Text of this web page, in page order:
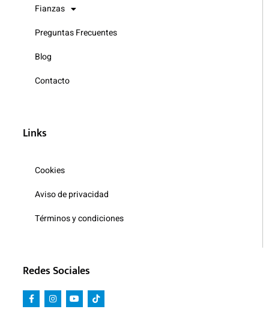
Fianzas
Preguntas Frecuentes
Blog
Contacto
Links
Cookies
Aviso de privacidad
Términos y condiciones
Redes Sociales